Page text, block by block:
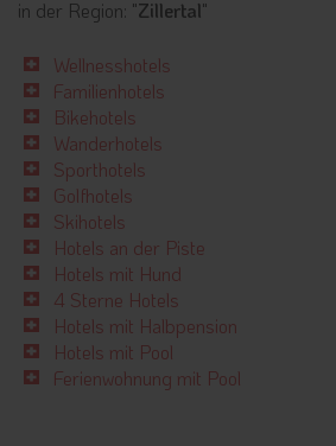
in der Region: "Zillertal"
Wellnesshotels
Familienhotels
Bikehotels
Wanderhotels
Sporthotels
Golfhotels
Skihotels
Hotels an der Piste
Hotels mit Hund
4 Sterne Hotels
Hotels mit Halbpension
Hotels mit Pool
Ferienwohnung mit Pool